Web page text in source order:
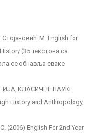
М. English for
(35 текстова са
се обнавља сваке
КЛАСИЧНЕ НАУКЕ
History and Anthropology,
English For 2nd Year